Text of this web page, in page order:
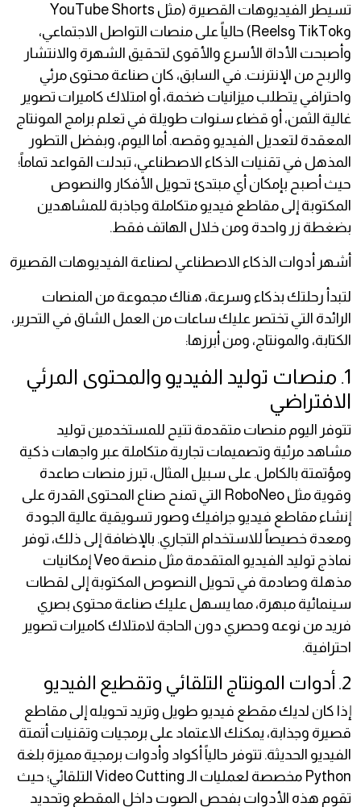
تسيطر الفيديوهات القصيرة (مثل YouTube Shorts
وTikTok وReels) حالياً على منصات التواصل الاجتماعي،
وأصبحت الأداة الأسرع والأقوى لتحقيق الشهرة والانتشار
والربح من الإنترنت. في السابق، كان صناعة محتوى مرئي
واحترافي يتطلب ميزانيات ضخمة، أو امتلاك كاميرات تصوير
غالية الثمن، أو قضاء سنوات طويلة في تعلم برامج المونتاج
المعقدة لتعديل الفيديو وقصه. أما اليوم، وبفضل التطور
المذهل في تقنيات الذكاء الاصطناعي، تبدلت القواعد تماماً؛
حيث أصبح بإمكان أي مبتدئ تحويل الأفكار والنصوص
المكتوبة إلى مقاطع فيديو متكاملة وجاذبة للمشاهدين
بضغطة زر واحدة ومن خلال الهاتف فقط.
أشهر أدوات الذكاء الاصطناعي لصناعة الفيديوهات القصيرة
لتبدأ رحلتك بذكاء وسرعة، هناك مجموعة من المنصات
الرائدة التي تختصر عليك ساعات من العمل الشاق في التحرير،
الكتابة، والمونتاج، ومن أبرزها:
1. منصات توليد الفيديو والمحتوى المرئي
الافتراضي
تتوفر اليوم منصات متقدمة تتيح للمستخدمين توليد
مشاهد مرئية وتصميمات تجارية متكاملة عبر واجهات ذكية
ومؤتمتة بالكامل. على سبيل المثال، تبرز منصات صاعدة
وقوية مثل RoboNeo التي تمنح صناع المحتوى القدرة على
إنشاء مقاطع فيديو جرافيك وصور تسويقية عالية الجودة
ومعدة خصيصاً للاستخدام التجاري. بالإضافة إلى ذلك، توفر
نماذج توليد الفيديو المتقدمة مثل منصة Veo إمكانيات
مذهلة وصادمة في تحويل النصوص المكتوبة إلى لقطات
سينمائية مبهرة، مما يسهل عليك صناعة محتوى بصري
فريد من نوعه وحصري دون الحاجة لامتلاك كاميرات تصوير
احترافية.
2. أدوات المونتاج التلقائي وتقطيع الفيديو
إذا كان لديك مقطع فيديو طويل وتريد تحويله إلى مقاطع
قصيرة وجذابة، يمكنك الاعتماد على برمجيات وتقنيات أتمتة
الفيديو الحديثة. تتوفر حالياً أكواد وأدوات برمجية مميزة بلغة
Python مخصصة لعمليات الـ Video Cutting التلقائي؛ حيث
تقوم هذه الأدوات بفحص الصوت داخل المقطع وتحديد